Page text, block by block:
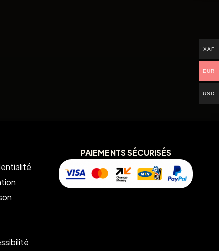
PAIEMENTS SÉCURISÉS
XAF
EUR
USD